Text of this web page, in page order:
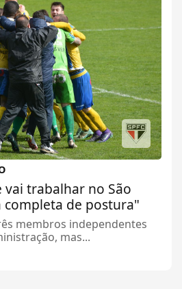
vai trabalhar no São
completa de postura"
membros independentes
mas...